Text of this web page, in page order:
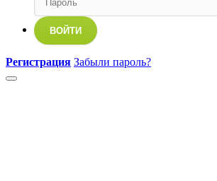
ВОЙТИ
Регистрация Забыли пароль?